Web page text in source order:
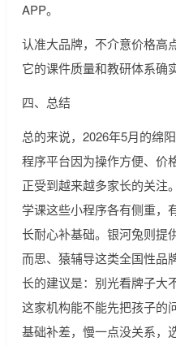
APP。
认准大品牌，不介意价格高
它的课件质量和教研体系确
四、总结
总的来说，2026年5月的绵
程序平台因为操作方便、价
正受到越来越多家长的关注
学课这些小程序各有侧重，
长耐心补基础。银河兔则提
而思、猿辅导这类全国性品
长的建议是：别光看牌子大
这家机构能不能先把孩子的
基础补差，慢一点没关系，